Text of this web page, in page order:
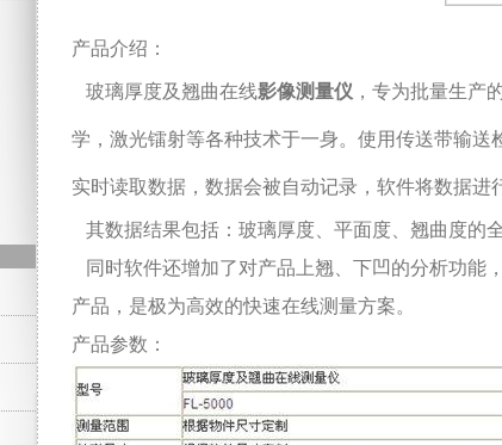
产品介绍：
玻璃厚度及翘曲在线影像测量仪 ，专为批量生产
学，激光镭射等各种技术于一身。使用传送带输
实时读取数据，数据会被自动记录，软件将数据进
其数据结果包括：玻璃厚度、平面度、翘曲度的
同时软件还增加了对产品上翘、下凹的分析功能
产品，是极为高效的快速在线测量方案。
产品参数：